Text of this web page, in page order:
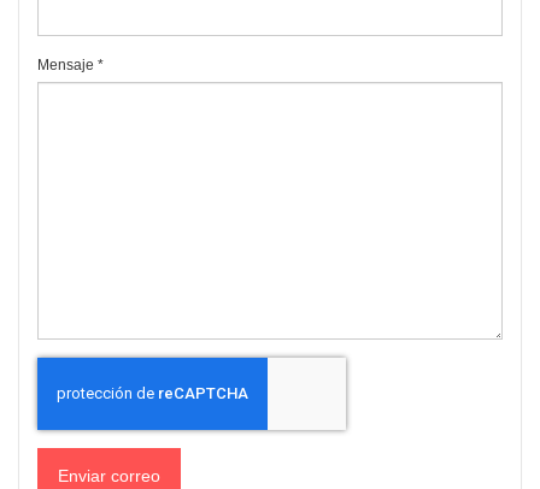
Mensaje *
Enviar correo